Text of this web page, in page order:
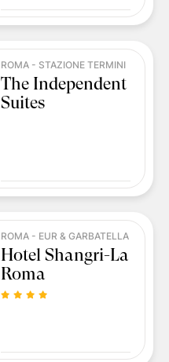
ROMA - STAZIONE TERMINI
The Independent
Suites
ROMA - EUR & GARBATELLA
Hotel Shangri-La
Roma